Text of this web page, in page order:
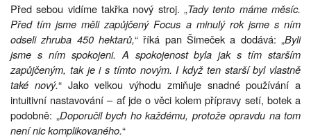
Před sebou vidíme takřka nový stroj. „Tady tento máme měsíc.
Před tím jsme měli zapůjčený Focus a minulý rok jsme s ním
odseli zhruba 450 hektarů,“ říká pan Šimeček a dodává: „Byli
jsme s ním spokojeni. A spokojenost byla jak s tím starším
zapůjčeným, tak je i s tímto novým. I když ten starší byl vlastně
také nový.“ Jako velkou výhodu zmiňuje snadné používání a
intuitivní nastavování – ať jde o věci kolem přípravy setí, botek a
podobně: „Doporučil bych ho každému, protože opravdu na tom
není nic komplikovaného.“